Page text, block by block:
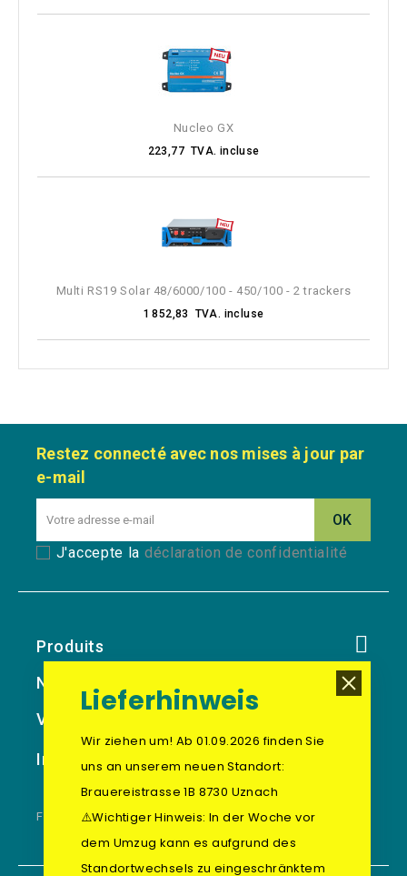
Nucleo GX
223,77 TVA. incluse
Multi RS19 Solar 48/6000/100 - 450/100 - 2 trackers
1 852,83 TVA. incluse
Restez connecté avec nos mises à jour par
e-mail
J'accepte la déclaration de confidentialité
Produits
Notre Société
Votre Compte
Informations Sur Le Magasin
FOOTER BLOCK
Lieferhinweis
Wir ziehen um! Ab 01.09.2026 finden Sie
uns an unserem neuen Standort:
Brauereistrasse 1B 8730 Uznach
⚠️Wichtiger Hinweis: In der Woche vor
dem Umzug kann es aufgrund des
Standortwechsels zu eingeschränktem